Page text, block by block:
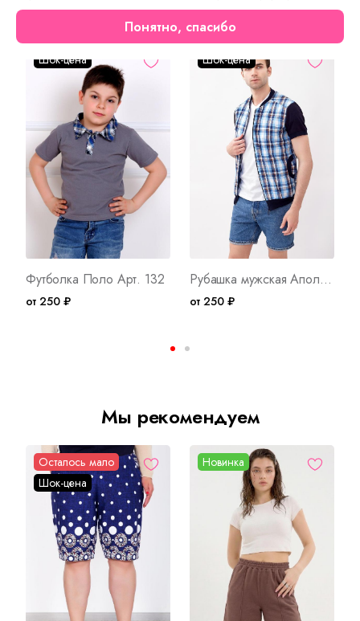
Сейчас на сайте смотрят
Шок-цена
Футболка Поло Арт. 132
от 250 ₽
Шок-цена
Рубашка мужская Аполлон Арт. 1577
от 250 ₽
Мы рекомендуем
Осталось мало
Шок-цена
Новинка
Понятно, спасибо